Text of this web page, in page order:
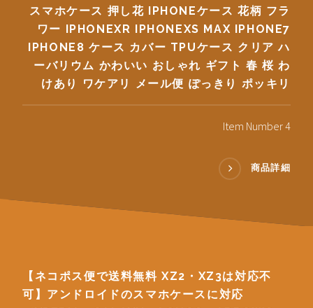
スマホケース 押し花 IPHONEケース 花柄 フラ
ワー IPHONEXR IPHONEXS MAX IPHONE7
IPHONE8 ケース カバー TPUケース クリア ハ
ーバリウム かわいい おしゃれ ギフト 春 桜 わ
けあり ワケアリ メール便 ぽっきり ポッキリ
Item Number 4
商品詳細
【ネコポス便で送料無料 XZ2・XZ3は対応不
可】アンドロイドのスマホケースに対応